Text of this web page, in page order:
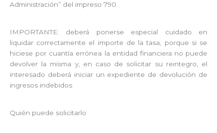
Administración” del impreso 790.
IMPORTANTE: deberá ponerse especial cuidado en
liquidar correctamente el importe de la tasa, porque si se
hiciese por cuantía errónea la entidad financiera no puede
devolver la misma y, en caso de solicitar su reintegro, el
interesado deberá iniciar un expediente de devolución de
ingresos indebidos
Quién puede solicitarlo